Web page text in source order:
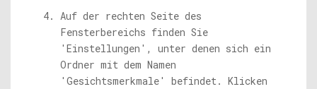
Auf der rechten Seite des
Fensterbereichs finden Sie
'Einstellungen', unter denen sich ein
Ordner mit dem Namen
'Gesichtsmerkmale' befindet. Klicken